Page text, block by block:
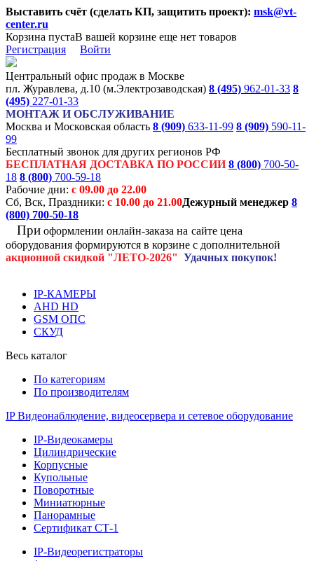
Выставить счёт (сделать КП, защитить проект): msk@vt-
center.ru
Корзина пустаВ вашей корзине еще нет товаров
Регистрация
Войти
Центральный офис продаж в Москве
пл. Журавлева, д.10 (м.Электрозаводская) 8 (495) 962-01-33 8
(495) 227-01-33
МОНТАЖ И ОБСЛУЖИВАНИЕ
Москва и Московская область 8 (909) 633-11-99 8 (909) 590-11-
99
Бесплатный звонок для других регионов РФ
БЕСПЛАТНАЯ ДОСТАВКА ПО РОССИИ 8 (800) 700-50-
18 8 (800) 700-59-18
Рабочие дни: с 09.00 до 22.00
Сб, Вск, Праздники: с 10.00 до 21.00Дежурный менеджер 8
(800) 700-50-18
При оформлении онлайн-заказа на сайте цена
оборудования формируются в корзине с дополнительной
акционной скидкой "ЛЕТО-2026" Удачных покупок!
IP-КАМЕРЫ
AHD HD
GSM ОПС
СКУД
Весь каталог
По категориям
По производителям
IP Видеонаблюдение, видеосервера и сетевое оборудование
IP-Видеокамеры
Цилиндрические
Корпусные
Купольные
Поворотные
Миниатюрные
Панорамные
Сертификат СТ-1
IP-Видеорегистраторы